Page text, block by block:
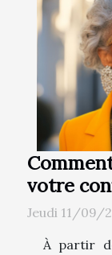
votre
Jeudi 11/09/
À partir